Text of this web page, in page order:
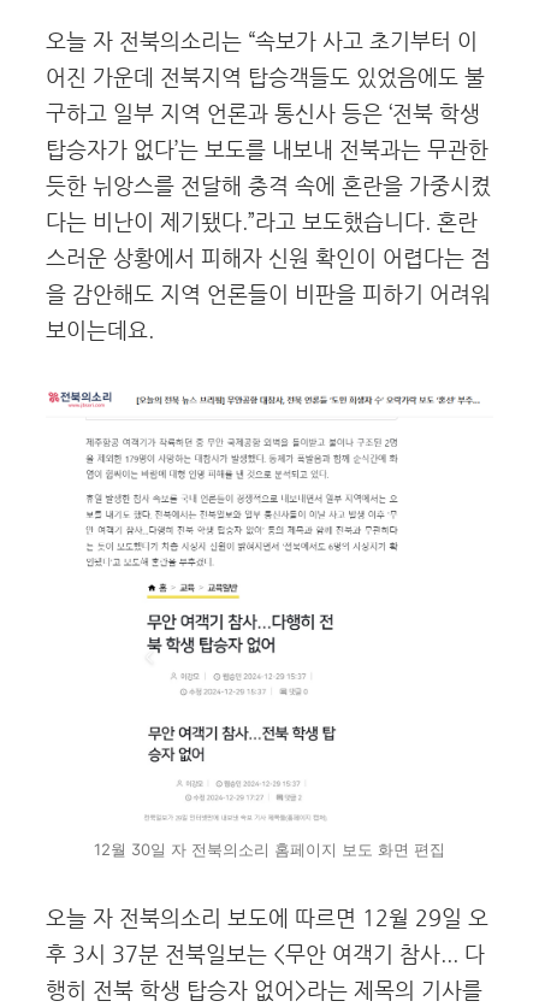
오늘 자 전북의소리는 “속보가 사고 초기부터 이
어진 가운데 전북지역 탑승객들도 있었음에도 불
구하고 일부 지역 언론과 통신사 등은 ‘전북 학생
탑승자가 없다’는 보도를 내보내 전북과는 무관한
듯한 뉘앙스를 전달해 충격 속에 혼란을 가중시켰
다는 비난이 제기됐다.”라고 보도했습니다. 혼란
스러운 상황에서 피해자 신원 확인이 어렵다는 점
을 감안해도 지역 언론들이 비판을 피하기 어려워
보이는데요.
12월 30일 자 전북의소리 홈페이지 보도 화면 편집
오늘 자 전북의소리 보도에 따르면 12월 29일 오
후 3시 37분 전북일보는 <무안 여객기 참사... 다
행히 전북 학생 탑승자 없어>라는 제목의 기사를